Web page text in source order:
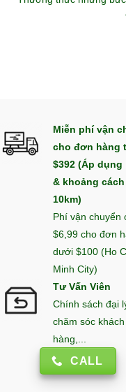
Miễn phí vận
cho đơn hàng
$392 (Áp dụng
& khoảng
10km)
Phí vận chuyển
$6,99 cho đơn
dưới $100 (Ho
Minh City)
Tư Vấn Viên
Chính sách đại
chăm sóc khách
hàng,...
CALL